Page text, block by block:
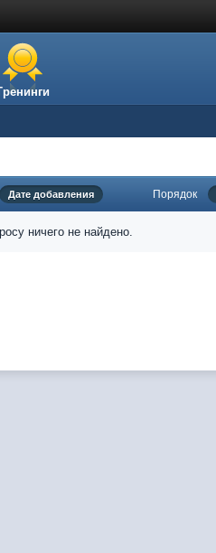
Дате добавления Порядок
ничего не найдено.